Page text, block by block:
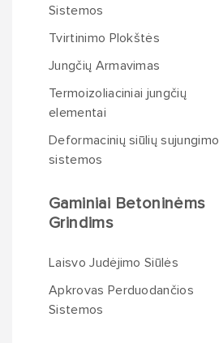
Sistemos
Tvirtinimo Plokštės
Jungčių Armavimas
Termoizoliaciniai jungčių
elementai
Deformacinių siūlių sujungimo
sistemos
Gaminiai Betoninėms
Grindims
Laisvo Judėjimo Siūlės
Apkrovas Perduodančios
Sistemos